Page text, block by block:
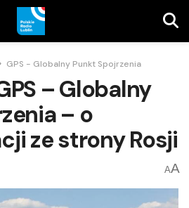
GPS - Globalny Punkt Spojrzenia
– Globalny
– o
ze strony Rosji
AA